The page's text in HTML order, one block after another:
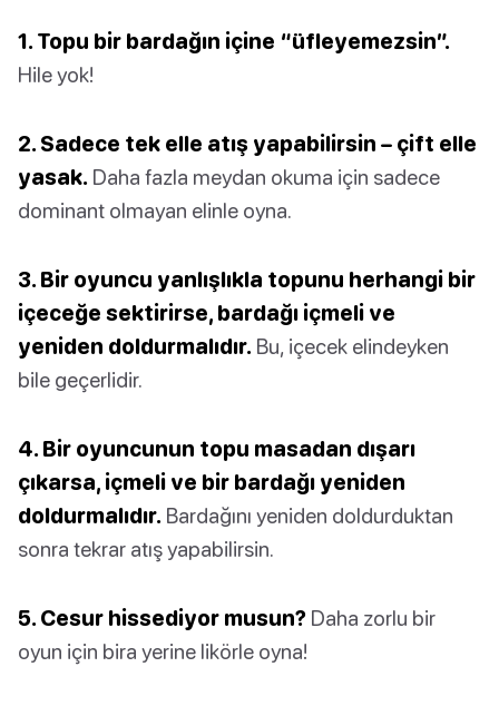
1. Topu bir bardağın içine “üfleyemezsin”.
Hile yok!
2. Sadece tek elle atış yapabilirsin – çift elle
yasak. Daha fazla meydan okuma için sadece
dominant olmayan elinle oyna.
3. Bir oyuncu yanlışlıkla topunu herhangi bir
içeceğe sektirirse, bardağı içmeli ve
yeniden doldurmalıdır. Bu, içecek elindeyken
bile geçerlidir.
4. Bir oyuncunun topu masadan dışarı
çıkarsa, içmeli ve bir bardağı yeniden
doldurmalıdır. Bardağını yeniden doldurduktan
sonra tekrar atış yapabilirsin.
5. Cesur hissediyor musun? Daha zorlu bir
oyun için bira yerine likörle oyna!